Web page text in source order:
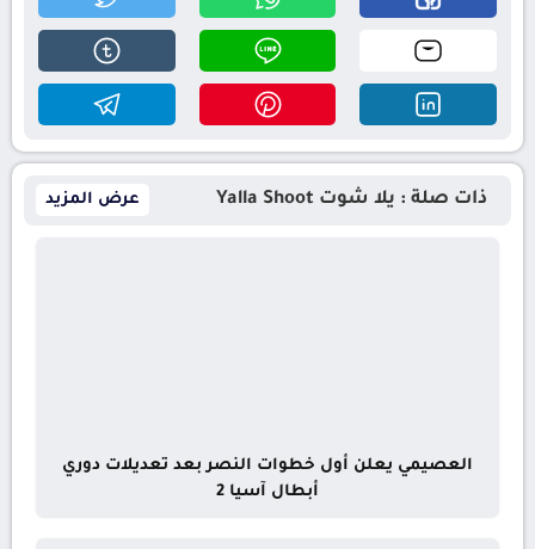
ذات صلة : يلا شوت Yalla Shoot عرض المزيد
العصيمي يعلن أول خطوات النصر بعد تعديلات دوري
أبطال آسيا 2